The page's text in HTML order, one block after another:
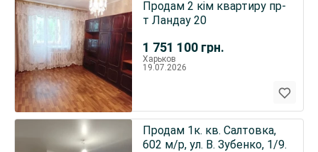
1 751 100 грн.
Продам 2 кім квартиру пр-
т Ландау 20
Харьков
19.07.2026
Продам 1к. кв. Салтовка,
602 м/р, ул. В. Зубенко, 1/9.